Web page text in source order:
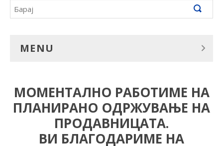
MENU
МОМЕНТАЛНО РАБОТИМЕ НА
ПЛАНИРАНО ОДРЖУВАЊЕ НА
ПРОДАВНИЦАТА.
ВИ БЛАГОДАРИМЕ НА